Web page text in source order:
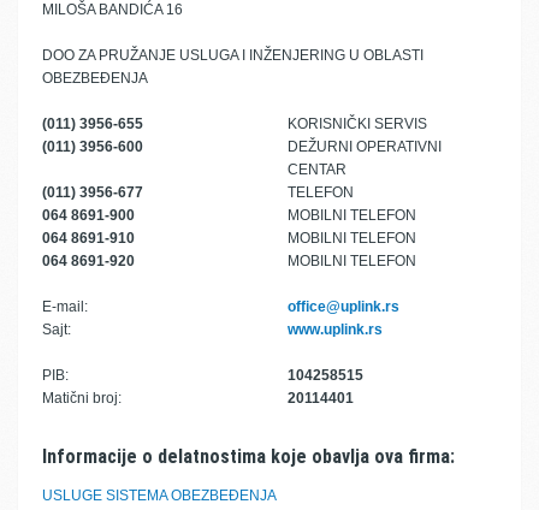
MILOŠA BANDIĆA 16
DOO ZA PRUŽANJE USLUGA I INŽENJERING U OBLASTI
OBEZBEĐENJA
(011) 3956-655
KORISNIČKI SERVIS
(011) 3956-600
DEŽURNI OPERATIVNI
CENTAR
(011) 3956-677
TELEFON
064 8691-900
MOBILNI TELEFON
064 8691-910
MOBILNI TELEFON
064 8691-920
MOBILNI TELEFON
E-mail:
office@uplink.rs
Sajt:
www.uplink.rs
PIB:
104258515
Matični broj:
20114401
Informacije o delatnostima koje obavlja ova firma:
USLUGE SISTEMA OBEZBEĐENJA